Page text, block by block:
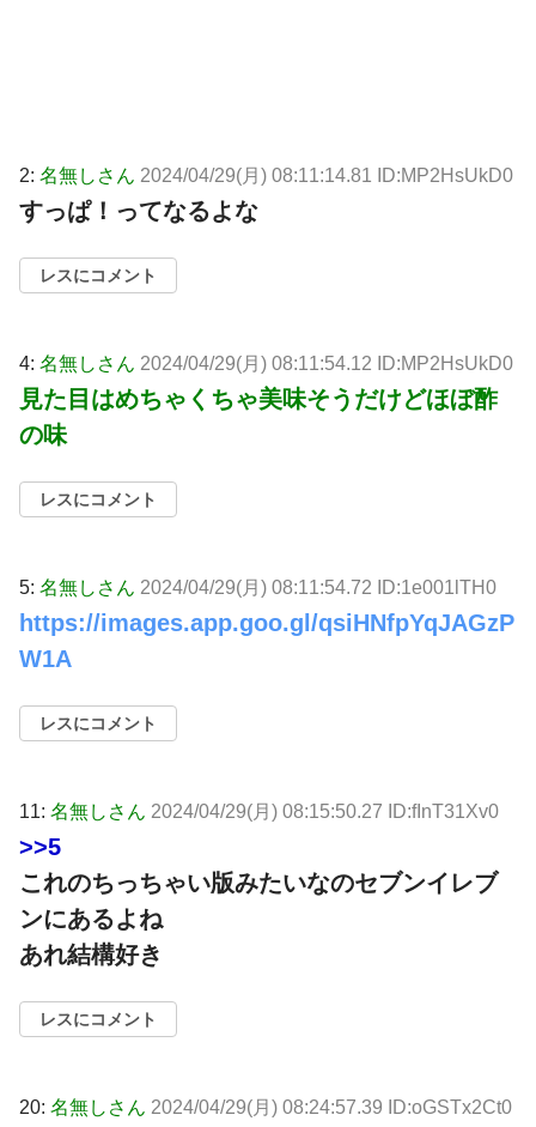
2: 名無しさん 2024/04/29(月) 08:11:14.81 ID:MP2HsUkD0
すっぱ！ってなるよな
レスにコメント
4: 名無しさん 2024/04/29(月) 08:11:54.12 ID:MP2HsUkD0
見た目はめちゃくちゃ美味そうだけどほぼ酢
の味
レスにコメント
5: 名無しさん 2024/04/29(月) 08:11:54.72 ID:1e001lTH0
https://images.app.goo.gl/qsiHNfpYqJAGzP
W1A
レスにコメント
11: 名無しさん 2024/04/29(月) 08:15:50.27 ID:fInT31Xv0
>>5
これのちっちゃい版みたいなのセブンイレブ
ンにあるよね
あれ結構好き
レスにコメント
20: 名無しさん 2024/04/29(月) 08:24:57.39 ID:oGSTx2Ct0